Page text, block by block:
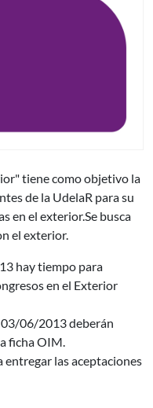
en el Exterior
tiene como objetivo la
de la UdelaR para su
en el exterior.Se busca
el exterior.
hay tiempo para
en el Exterior
03/06/2013 deberán
ficha OIM.
las aceptaciones